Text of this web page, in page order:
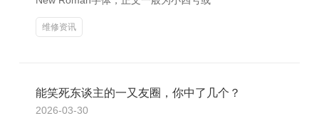
维修资讯
能笑死东谈主的一又友圈，你中了几个？
2026-03-30